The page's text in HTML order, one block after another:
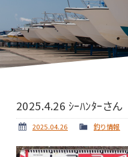
2025.4.26 ｼｰﾊﾝﾀｰさん
2025.04.26 釣り情報